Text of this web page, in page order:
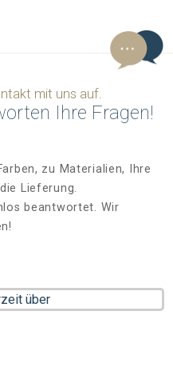
mit uns auf.
Ihre Fragen!
zu Materialien, Ihre
Lieferung.
beantwortet. Wir
über